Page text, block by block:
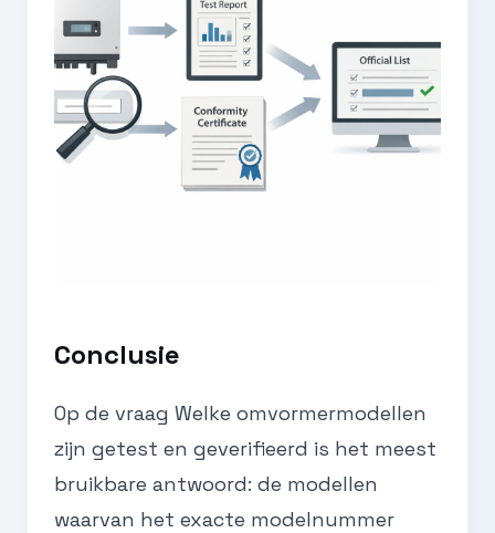
Conclusie
Op de vraag Welke omvormermodellen
zijn getest en geverifieerd is het meest
bruikbare antwoord: de modellen
waarvan het exacte modelnummer